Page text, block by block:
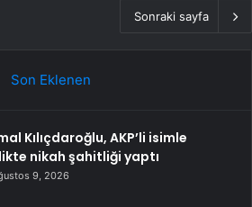
Sonraki sayfa
Son Eklenen
Kılıçdaroğlu, AKP’li isimle
nikah şahitliği yaptı
9, 2026